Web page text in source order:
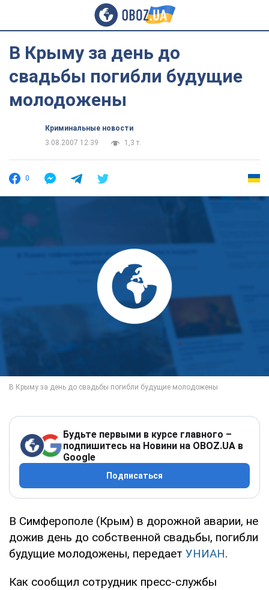
В Крыму за день до
свадьбы погибли будущие
молодожены
Криминальные новости
3.08.2007 12:39
1,3 т.
0
Будьте первыми в курсе главного –
подпишитесь на Новини на OBOZ.UA в
Google
Подписаться
В Симферополе (Крым) в дорожной аварии, не
дожив день до собственной свадьбы, погибли
будущие молодожены, передает УНИАН.
Как сообщил сотрудник пресс-службы